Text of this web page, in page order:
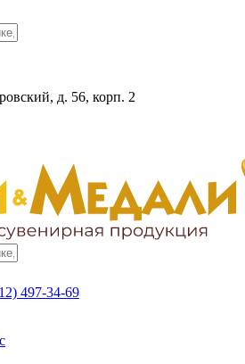
д. 56, корп. 2
497-34-69